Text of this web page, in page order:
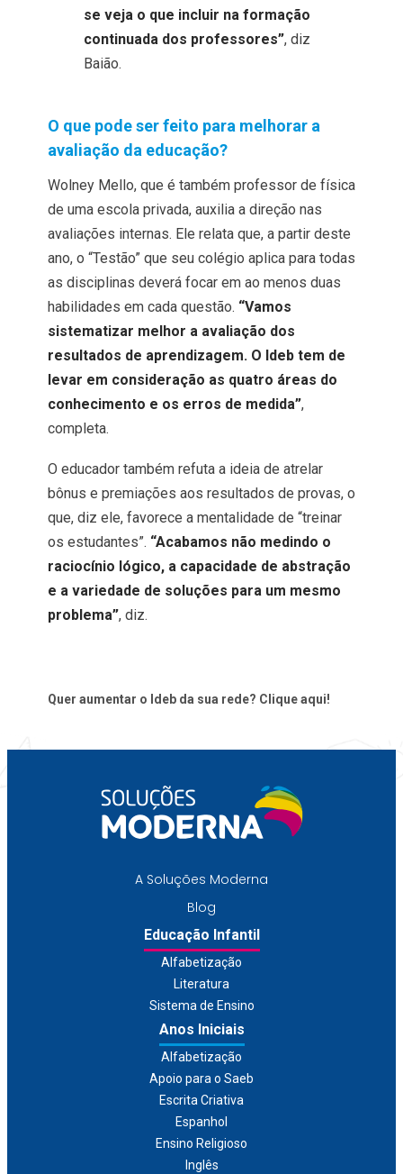
se veja o que incluir na formação
continuada dos professores”, diz
Baião.
O que pode ser feito para melhorar a
avaliação da educação?
Wolney Mello, que é também professor de física
de uma escola privada, auxilia a direção nas
avaliações internas. Ele relata que, a partir deste
ano, o “Testão”que seu colégio aplica para todas
as disciplinas deverá focar em ao menos duas
habilidades em cada questão. “Vamos
sistematizar melhor a avaliação dos
resultados de aprendizagem. O Ideb tem de
levar em consideração as quatro áreas do
conhecimento e os erros de medida”,
completa.
O educador também refuta a ideia de atrelar
bônus e premiações aos resultados de provas, o
que, diz ele, favorece a mentalidade de “treinar
os estudantes”. “Acabamos não medindo o
raciocínio lógico, a capacidade de abstração
e a variedade de soluções para um mesmo
problema”, diz.
Quer aumentar o Ideb da sua rede? Clique aqui!
A Soluções Moderna
Blog
Educação Infantil
Alfabetização
Literatura
Sistema de Ensino
Anos Iniciais
Alfabetização
Apoio para o Saeb
Escrita Criativa
Espanhol
Ensino Religioso
Inglês